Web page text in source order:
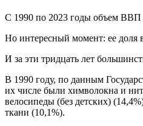
С 1990 по 2023 годы объем ВВП
Но интересный момент: ее
И за эти тридцать лет
В 1990 году, по данным
их числе были химволокна и
велосипеды (без детских)
ткани (10,1%).